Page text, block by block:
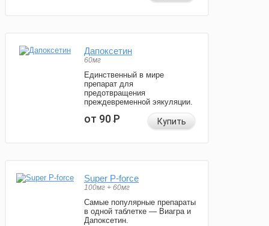
Дапоксетин
60мг
Единственный в мире
препарат для
предотвращения
преждевременной эякуляции.
от 90Р Купить
Super P-force
100мг + 60мг
Самые популярные препараты
в одной таблетке — Виагра и
Дапоксетин.